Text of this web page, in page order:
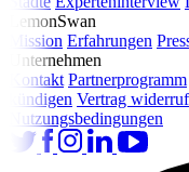
LemonSwan
Mission Erfahrungen
Unternehmen
Kontakt Partnerprogramm
kündigen Vertrag
Nutzungsbedingungen